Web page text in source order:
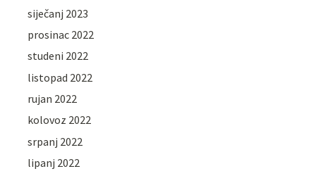
siječanj 2023
prosinac 2022
studeni 2022
listopad 2022
rujan 2022
kolovoz 2022
srpanj 2022
lipanj 2022